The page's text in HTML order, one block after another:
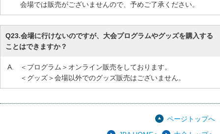
会場では販売がございませんので、予めご了承ください。
Q23.会場に行けないのですが、大会プログラムやグッズを購入する
ことはできますか？
A.
＜プログラム＞オンライン販売をしております。
＜グッズ＞会場以外でのグッズ販売はございません。
ページトップへ